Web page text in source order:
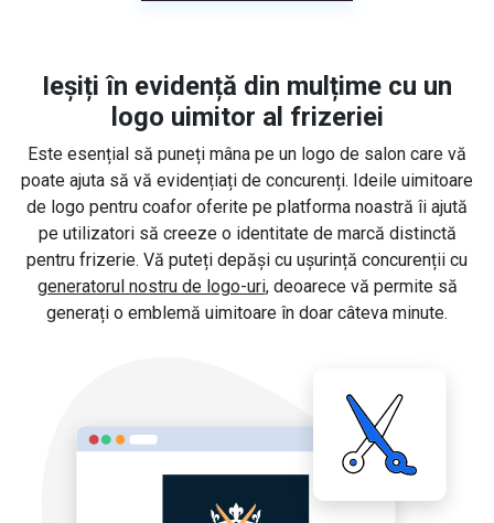
Ieșiți în evidență din mulțime cu un
logo uimitor al frizeriei
Este esențial să puneți mâna pe un logo de salon care vă
poate ajuta să vă evidențiați de concurenți. Ideile uimitoare
de logo pentru coafor oferite pe platforma noastră îi ajută
pe utilizatori să creeze o identitate de marcă distinctă
pentru frizerie. Vă puteți depăși cu ușurință concurenții cu
generatorul nostru de logo-uri, deoarece vă permite să
generați o emblemă uimitoare în doar câteva minute.